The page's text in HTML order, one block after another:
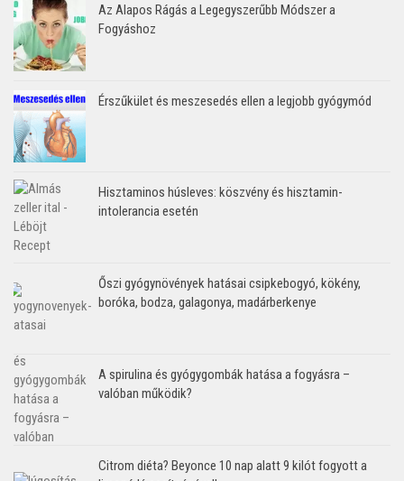
Az Alapos Rágás a Legegyszerűbb Módszer a
Fogyáshoz
Érszűkület és meszesedés ellen a legjobb gyógymód
Hisztaminos húsleves: köszvény és hisztamin-
intolerancia esetén
Őszi gyógynövények hatásai csipkebogyó, kökény,
boróka, bodza, galagonya, madárberkenye
A spirulina és gyógygombák hatása a fogyásra –
valóban működik?
Citrom diéta? Beyonce 10 nap alatt 9 kilót fogyott a